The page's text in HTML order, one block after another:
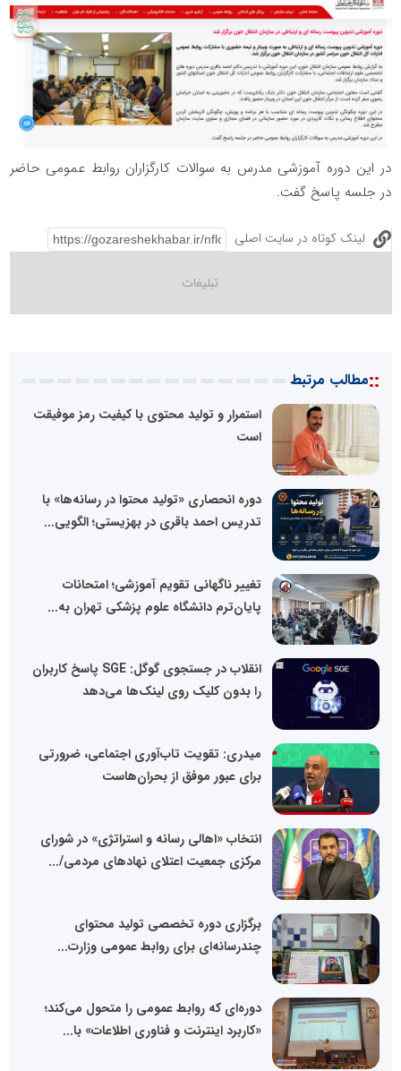
در این دوره آموزشی مدرس به سوالات کارگزاران روابط عمومی حاضر
در جلسه پاسخ گفت.
لینک کوتاه در سایت اصلی
::مطالب مرتبط
استمرار و تولید محتوی با کیفیت رمز موفیقت
است
دوره انحصاری «تولید محتوا در رسانه‌ها» با
تدریس احمد باقری در بهزیستی؛ الگویی...
تغییر ناگهانی تقویم آموزشی؛ امتحانات
پایان‌ترم دانشگاه علوم پزشکی تهران به...
انقلاب در جستجوی گوگل: SGE پاسخ کاربران
را بدون کلیک روی لینک‌ها می‌دهد
میدری: تقویت تاب‌آوری اجتماعی، ضرورتی
برای عبور موفق از بحران‌هاست
انتخاب «اهالی رسانه و استراتژی» در شورای
مرکزی جمعیت اعتلای نهادهای مردمی/...
برگزاری دوره تخصصی تولید محتوای
چندرسانه‌ای برای روابط عمومی وزارت...
دوره‌ای که روابط عمومی را متحول می‌کند؛
«کاربرد اینترنت و فناوری اطلاعات» با...